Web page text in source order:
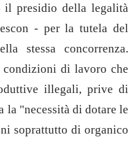
il presidio della legalità
- per la tutela del
stessa concorrenza.
condizioni di lavoro che
illegali, prive di
"necessità di dotare le
soprattutto di organico